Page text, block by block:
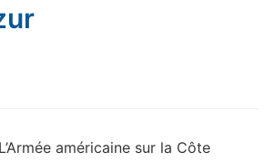
américaine sur la Côte